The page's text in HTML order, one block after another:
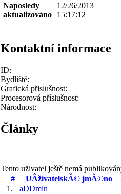
Naposledy
aktualizováno
12/26/2013
15:17:12
Kontaktní informace
ID:
Bydliště:
Grafická přislušnost:
Procesorová příslušnost:
Národnost:
Články
Tento uživatel ještě nemá
#
UÂživatelskĂ© jmĂ©no
1.
aDDmin